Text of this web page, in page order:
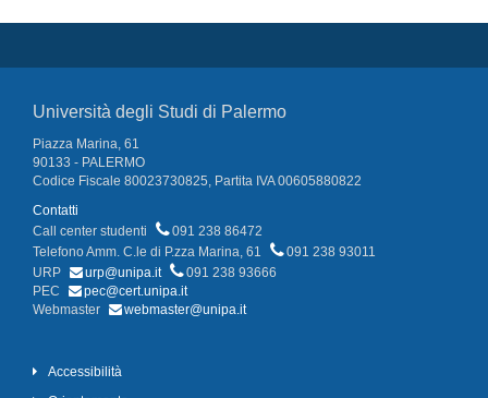
Università degli Studi di Palermo
Piazza Marina, 61
90133 - PALERMO
Codice Fiscale 80023730825, Partita IVA 00605880822
Contatti
Call center studenti
091 238 86472
Telefono Amm. C.le di P.zza Marina, 61
091 238 93011
URP
urp@unipa.it
091 238 93666
PEC
pec@cert.unipa.it
Webmaster
webmaster@unipa.it
Accessibilità